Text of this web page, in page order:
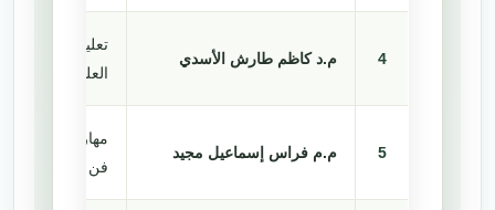
4 م.د كاظم طارش الأسدي
تعليمات انضباط
العلمي
5 م.م فراس إسماعيل مجيد
مهارة صياغة
فن الإلقاء